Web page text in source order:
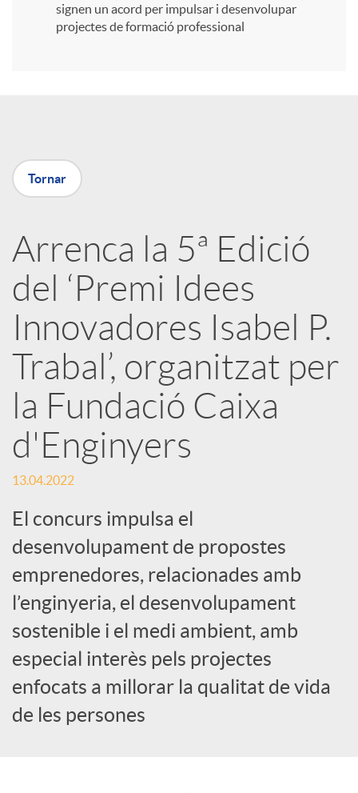
a
a
r
x
e
s
S
o
c
i
a
signen un acord per impulsar i desenvolupar
projectes de formació professional
Tornar
Arrenca la 5ª Edició
del ‘Premi Idees
Innovadores Isabel P.
Trabal’, organitzat per
la Fundació Caixa
d'Enginyers
13.04.2022
El concurs impulsa el
desenvolupament de propostes
emprenedores, relacionades amb
l’enginyeria, el desenvolupament
sostenible i el medi ambient, amb
especial interès pels projectes
enfocats a millorar la qualitat de vida
de les persones